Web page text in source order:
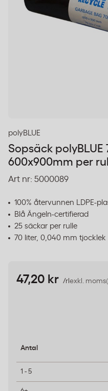
polyBLUE
Sopsäck polyBLUE
600x900mm per
Art nr: 5000089
100% återvunnen LDPE-
Blå Ängeln-certifierad
25 säckar per rulle
70 liter, 0,040 mm tjocklek
47,20 kr /rl exkl. moms
Antal
1 - 5